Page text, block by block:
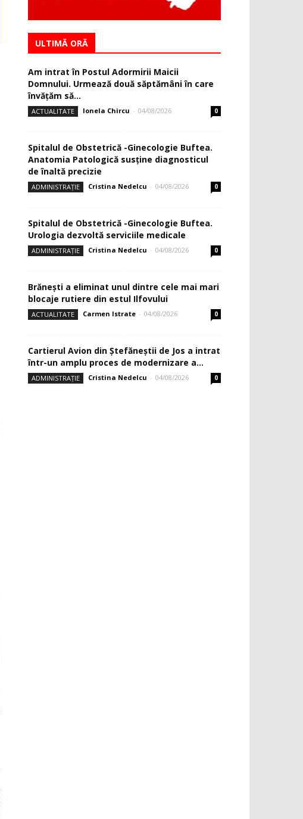
ULTIMĂ ORĂ
Am intrat în Postul Adormirii Maicii
Domnului. Urmează două săptămâni în care
învăţăm să...
ACTUALITATE Ionela Chircu - 04/08/2026 0
Spitalul de Obstetrică -Ginecologie Buftea.
Anatomia Patologică susţine diagnosticul
de înaltă precizie
ADMINISTRAȚIE Cristina Nedelcu - 04/08/2026 0
Spitalul de Obstetrică -Ginecologie Buftea.
Urologia dezvoltă serviciile medicale
ADMINISTRAȚIE Cristina Nedelcu - 04/08/2026 0
Brănești a eliminat unul dintre cele mai mari
blocaje rutiere din estul Ilfovului
ACTUALITATE Carmen Istrate - 04/08/2026 0
Cartierul Avion din Ştefăneştii de Jos a intrat
într-un amplu proces de modernizare a...
ADMINISTRAȚIE Cristina Nedelcu - 04/08/2026 0